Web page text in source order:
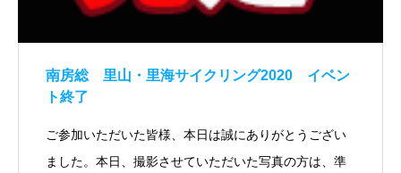
南房総 里山・里海サイクリング2020 イベン
ト終了
ご参加いただいた皆様、本日は誠にありがとうござい
ました。本日、撮影させていただいた写真の方は、準